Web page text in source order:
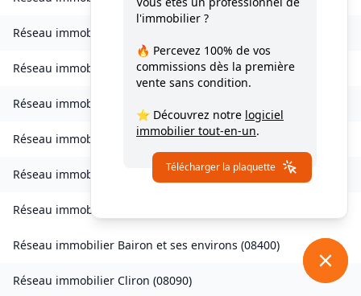
Réseau immobilier
Réseau immobilier Chagny(08430)
Réseau immobilier
Réseau immobilier Chardeny(08400)
Réseau immobilier Chatel-Chéhéry(08250)
Réseau immobilier
Réseau immobilier Bairon et ses environs (08400)
Réseau immobilier Cliron (08090)
l'immobilier ?
🔥 Percevez 100% de vos
commissions dès la première
vente sans condition.
⭐ Découvrez notre logiciel
immobilier tout-en-un.
Télécharger la plaquette